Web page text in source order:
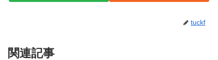
tuckf
関連記事